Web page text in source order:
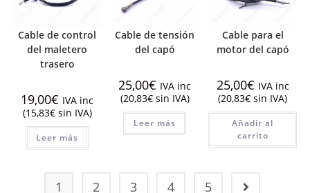
Cable de control
del maletero
trasero
19,00€ IVA inc
(15,83€sin IVA)
Leer más
Cable de tensión
del capó
25,00€ IVA inc
(20,83€sin IVA)
Leer más
Cable para el
motor del capó
25,00€ IVA inc
(20,83€ sin IVA)
Añadir al
carrito
1 2 3 4 5